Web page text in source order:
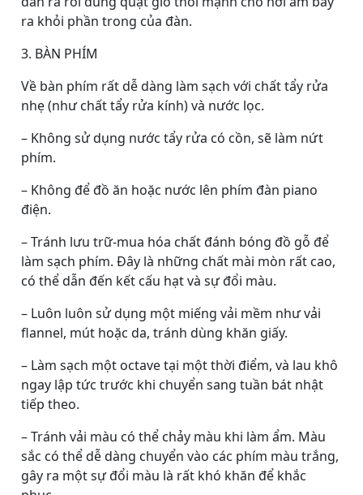
ra khỏi phần trong của đàn.
3. BÀN PHÍM
Về bàn phím rất dễ dàng làm sạch với chất tẩy rửa
nhẹ (như chất tẩy rửa kính) và nước lọc.
– Không sử dụng nước tẩy rửa có cồn, sẽ làm nứt
phím.
– Không để đồ ăn hoặc nước lên phím đàn piano
điện.
– Tránh lưu trữ-mua hóa chất đánh bóng đồ gỗ để
làm sạch phím. Đây là những chất mài mòn rất cao,
có thể dẫn đến kết cấu hạt và sự đổi màu.
– Luôn luôn sử dụng một miếng vải mềm như vải
flannel, mút hoặc da, tránh dùng khăn giấy.
– Làm sạch một octave tại một thời điểm, và lau khô
ngay lập tức trước khi chuyển sang tuần bát nhật
tiếp theo.
– Tránh vải màu có thể chảy màu khi làm ẩm. Màu
sắc có thể dễ dàng chuyển vào các phím màu trắng,
gây ra một sự đổi màu là rất khó khăn để khắc